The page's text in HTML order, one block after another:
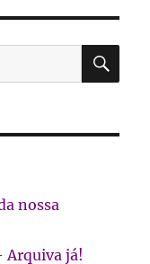
nossa
Arquiva já!